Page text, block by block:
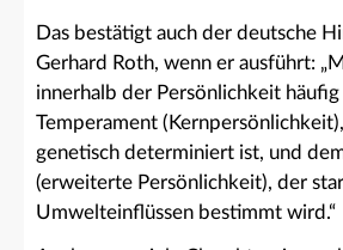
Das bestätigt auch der deutsche
Gerhard Roth, wenn er ausführt:
innerhalb der Persönlichkeit
Temperament
genetisch determiniert ist, und
(erweiterte Persönlichkeit), der
Umwelteinflüssen bestimmt wird.“